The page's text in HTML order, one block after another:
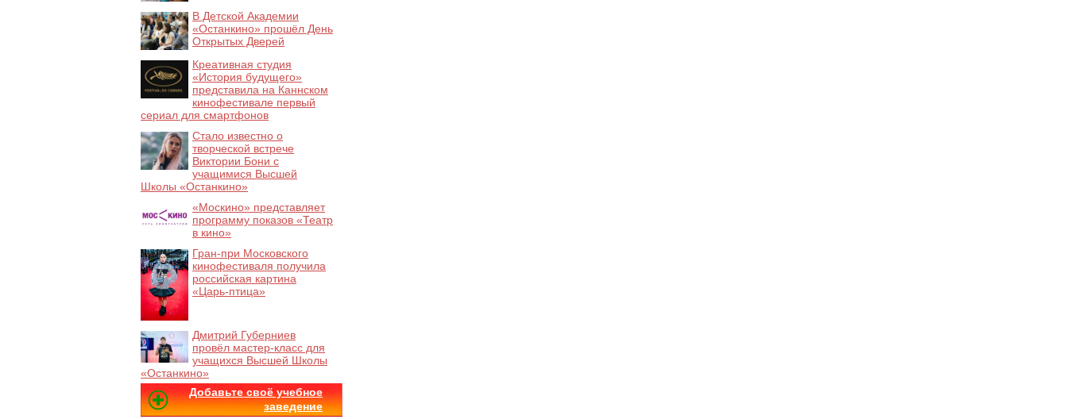
В Детской Академии
«Останкино» прошёл День
Открытых Дверей
Креативная студия
«История будущего»
представила на Каннском
кинофестивале первый
сериал для смартфонов
Стало известно о
творческой встрече
Виктории Бони с
учащимися Высшей
Школы «Останкино»
«Москино» представляет
программу показов «Театр
в кино»
Гран-при Московского
кинофестиваля получила
российская картина
«Царь-птица»
Дмитрий Губерниев
провёл мастер-класс для
учащихся Высшей Школы
«Останкино»
Добавьте своё учебное
заведение